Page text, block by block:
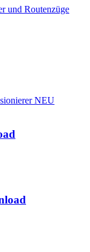
und Routenzüge
NEU